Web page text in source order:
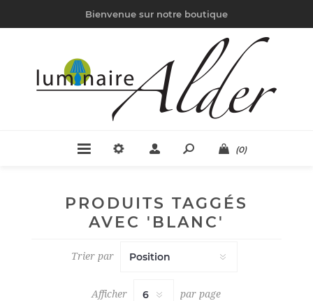
Bienvenue sur notre boutique
(0)
PRODUITS TAGGÉS
AVEC 'BLANC'
Trier par
Afficher par page